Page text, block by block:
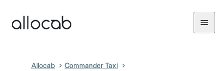
Allocab
Commander Taxi